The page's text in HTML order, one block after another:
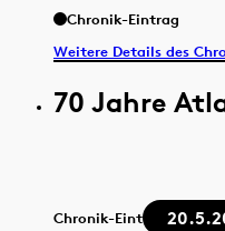
Chronik-Eintrag
Weitere Details des
70 Jahre
Chronik-Eintrag